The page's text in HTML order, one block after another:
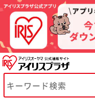
※ご確認ください